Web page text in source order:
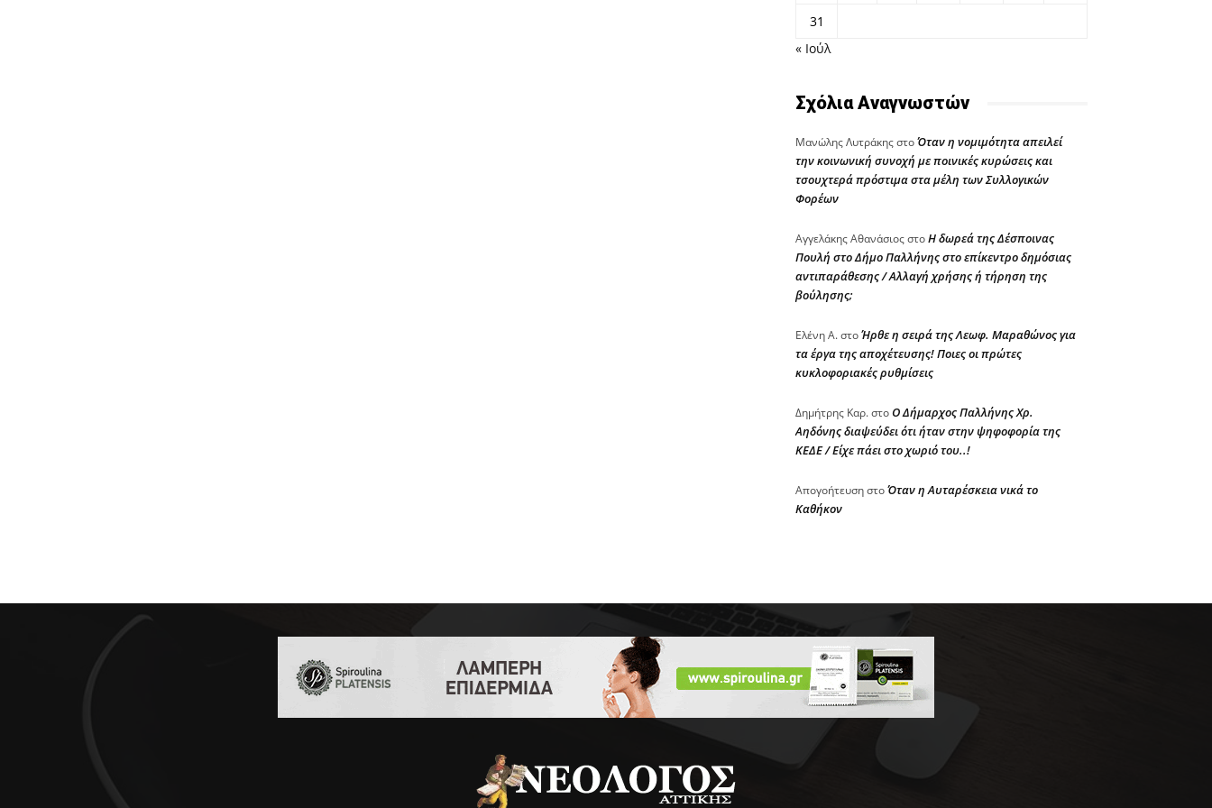
31
« Ιούλ
Σχόλια Αναγνωστών
Μανώλης ΛυτράκηςστοΌταν η νομιμότητα απειλεί
την κοινωνική συνοχή με ποινικές κυρώσεις και
τσουχτερά πρόστιμα στα μέλη των Συλλογικών
Φορέων
Αγγελάκης ΑθανάσιοςστοΗ δωρεά της Δέσποινας
Πουλή στο Δήμο Παλλήνης στο επίκεντρο δημόσιας
αντιπαράθεσης / Αλλαγή χρήσης ή τήρηση της
βούλησης;
Ελένη Α.στοΉρθε η σειρά της Λεωφ. Μαραθώνος για
τα έργα της αποχέτευσης! Ποιες οι πρώτες
κυκλοφοριακές ρυθμίσεις
Δημήτρης Καρ.στοΟ Δήμαρχος Παλλήνης Χρ.
Αηδόνης διαψεύδει ότι ήταν στην ψηφοφορία της
ΚΕΔΕ / Είχε πάει στο χωριό του..!
ΑπογοήτευσηστοΌταν η Αυταρέσκεια νικά το
Καθήκον